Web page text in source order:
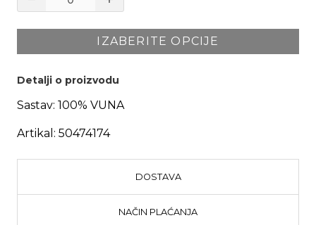
IZABERITE OPCIJE
Detalji o proizvodu
Sastav: 100% VUNA
Artikal: 50474174
DOSTAVA
NAČIN PLAĆANJA